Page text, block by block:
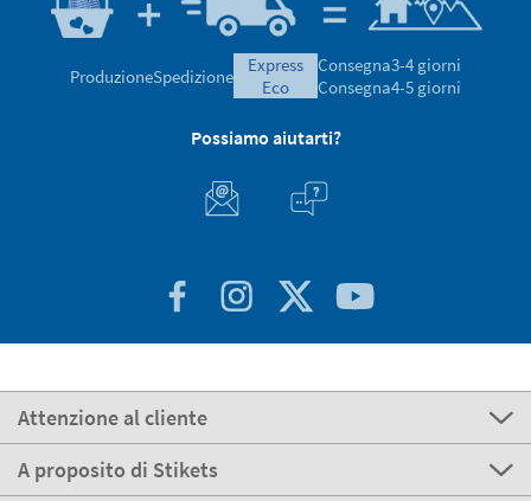
ProduzioneSpedizione
express
eco
Consegna3-4 giorni
Consegna4-5 giorni
Possiamo aiutarti?
Attenzione al cliente
A proposito di Stikets